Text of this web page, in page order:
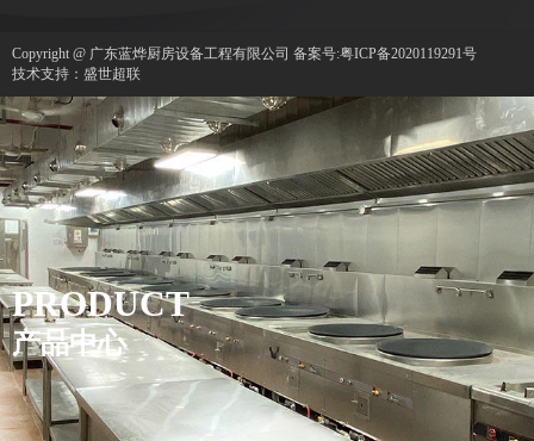
Copyright @ 广东蓝烨厨房设备工程有限公司 备案号:粤ICP备2020119291号
技术支持：盛世超联
PRODUCT
产品中心